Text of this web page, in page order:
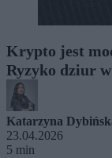
Krypto jest
Ryzyko dziur
Katarzyna
23.04.2026
5 min